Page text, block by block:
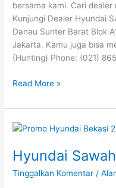
bersama kami. Cari
Kunjungi Dealer Hyundai
Danau Sunter Barat Blok
Jakarta. Kamu juga bisa
(Hunting) Phone: (021)
Read More »
Hyundai
Tinggalkan Komentar /
Hyundai
Besar
2024